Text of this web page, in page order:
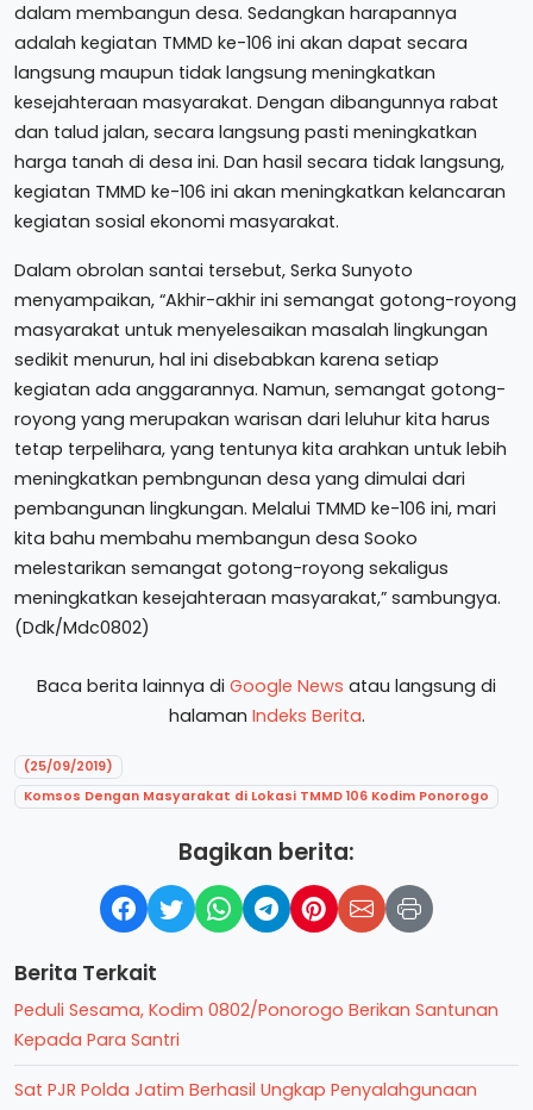
dalam membangun desa. Sedangkan harapannya
adalah kegiatan TMMD ke-106 ini akan dapat secara
langsung maupun tidak langsung meningkatkan
kesejahteraan masyarakat. Dengan dibangunnya rabat
dan talud jalan, secara langsung pasti meningkatkan
harga tanah di desa ini. Dan hasil secara tidak langsung,
kegiatan TMMD ke-106 ini akan meningkatkan kelancaran
kegiatan sosial ekonomi masyarakat.
Dalam obrolan santai tersebut, Serka Sunyoto
menyampaikan, “Akhir-akhir ini semangat gotong-royong
masyarakat untuk menyelesaikan masalah lingkungan
sedikit menurun, hal ini disebabkan karena setiap
kegiatan ada anggarannya. Namun, semangat gotong-
royong yang merupakan warisan dari leluhur kita harus
tetap terpelihara, yang tentunya kita arahkan untuk lebih
meningkatkan pembngunan desa yang dimulai dari
pembangunan lingkungan. Melalui TMMD ke-106 ini, mari
kita bahu membahu membangun desa Sooko
melestarikan semangat gotong-royong sekaligus
meningkatkan kesejahteraan masyarakat,” sambungya.
(Ddk/Mdc0802)
Baca berita lainnya di Google News atau langsung di
halaman Indeks Berita.
(25/09/2019)
Komsos Dengan Masyarakat di Lokasi TMMD 106 Kodim Ponorogo
Bagikan berita:
Berita Terkait
Peduli Sesama, Kodim 0802/Ponorogo Berikan Santunan
Kepada Para Santri
Sat PJR Polda Jatim Berhasil Ungkap Penyalahgunaan